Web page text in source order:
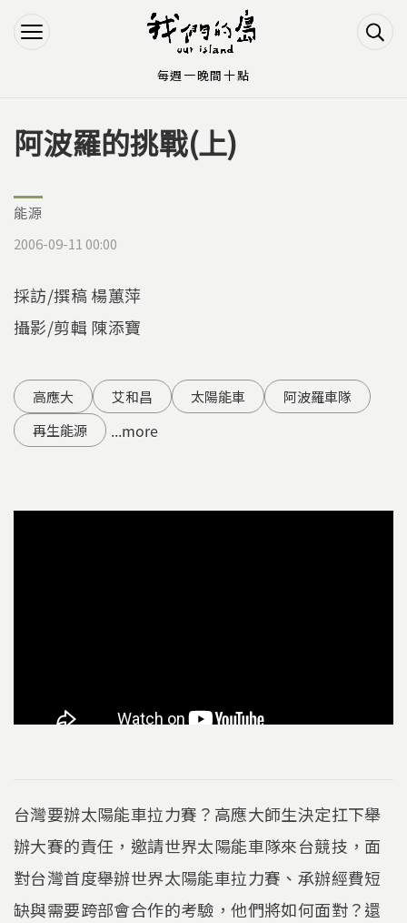
Jump to Navigation
Jump to Main content
您在這裡
阿波羅的挑戰(上)
能源
2006-09-11 00:00
採訪/撰稿 楊蕙萍
攝影/剪輯 陳添寶
高應大 艾和昌 太陽能車
阿波羅車隊
再生能源
...more
台灣要辦太陽能車拉力賽？高應大師生決定扛下舉
辦大賽的責任，邀請世界太陽能車隊來台競技，面
對台灣首度舉辦世界太陽能車拉力賽、承辦經費短
缺與需要跨部會合作的考驗，他們將如何面對？還
每週一晚間十點